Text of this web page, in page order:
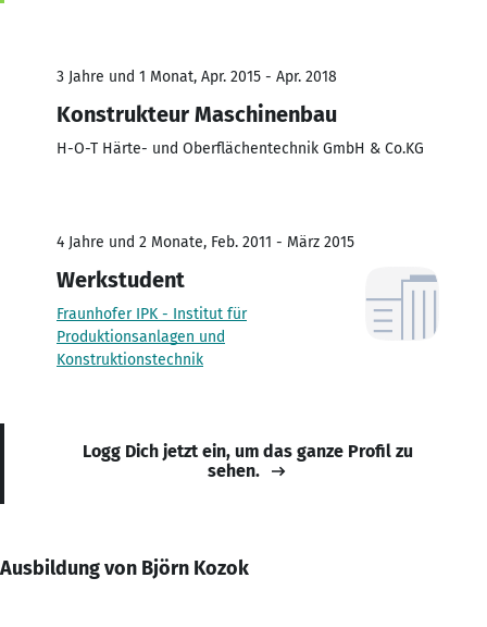
3 Jahre und 1 Monat, Apr. 2015 - Apr. 2018
Konstrukteur Maschinenbau
H-O-T Härte- und Oberflächentechnik GmbH & Co.KG
4 Jahre und 2 Monate, Feb. 2011 - März 2015
Werkstudent
Fraunhofer IPK - Institut für
Produktionsanlagen und
Konstruktionstechnik
Logg Dich jetzt ein, um das ganze Profil zu
sehen.
Ausbildung von Björn Kozok